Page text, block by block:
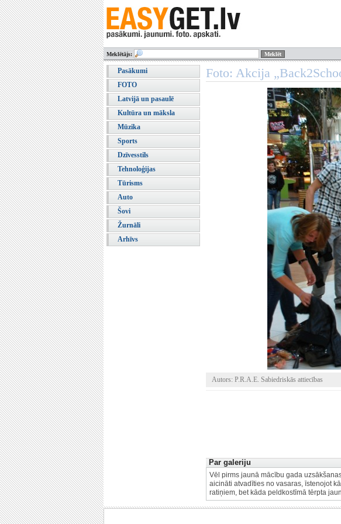
Meklētājs:
Pasākumi
FOTO
Latvijā un pasaulē
Kultūra un māksla
Mūzika
Sports
Dzīvesstils
Tehnoloģijas
Tūrisms
Auto
Šovi
Žurnāli
Arhīvs
Foto: Akcija
Autors: P.R.A.E. Sabiedriskās attiecības
Par galeriju
Vēl pirms jaunā mācību gada
aicināti atvadīties no vasaras, īstenojot
ratiņiem, bet kāda peldkostīmā tērpta